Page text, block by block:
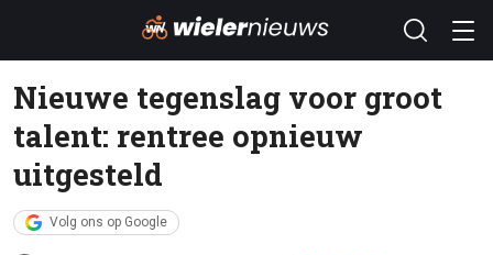
Nieuwe tegenslag voor groot
talent: rentree opnieuw
uitgesteld
Volg ons op Google